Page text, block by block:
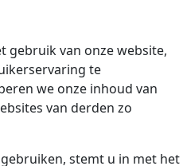
gebruik van onze website,
te
we onze inhoud van
van derden zo
stemt u in met het